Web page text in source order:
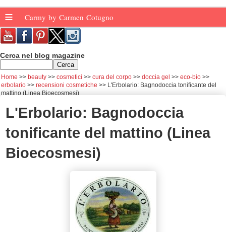
≡ Carmy by Carmen Cotugno
Cerca nel blog magazine
Home beauty cosmetici cura del corpo doccia gel
eco-bio
erbolario
recensioni cosmetiche
L'Erbolario: Bagnodoccia tonificante del
mattino (Linea Bioecosmesi)
L'Erbolario: Bagnodoccia
tonificante del mattino (Linea
Bioecosmesi)